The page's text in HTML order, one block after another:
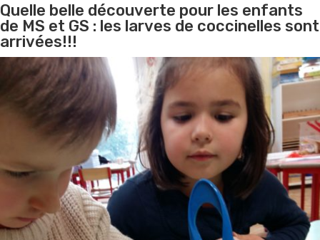
Quelle belle découverte pour les enfants
de MS et GS : les larves de coccinelles sont
arrivées!!!